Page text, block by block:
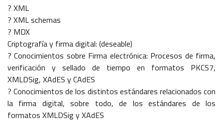
? XML
? XML schemas
? MDX
Criptografía y firma digital: (deseable)
? Conocimientos sobre Firma electrónica: Procesos de firma,
verificación y sellado de tiempo en formatos PKCS7,
XMLDSig, XAdES y CAdES
? Conocimientos de los distintos estándares relacionados con
la firma digital, sobre todo, de los estándares de los
formatos XMLDSig y XAdES